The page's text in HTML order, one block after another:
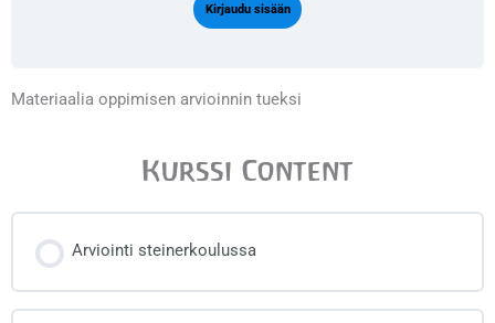
Kirjaudu sisään
Materiaalia oppimisen arvioinnin tueksi
Kurssi Content
Arviointi steinerkoulussa